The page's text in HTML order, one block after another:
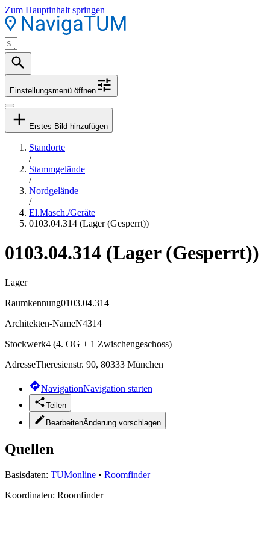
Zum Hauptinhalt springen
Einstellungsmenü öffnen
Erstes Bild hinzufügen
Standorte
/
Stammgelände
/
Nordgelände
/
El.Masch./Geräte
0103.04.314 (Lager (Gesperrt))
0103.04.314 (Lager (Gesperrt))
Lager
Raumkennung0103.04.314
Architekten-NameN4314
Stockwerk4 (4. OG + 1 Zwischengeschoss)
AdresseTheresienstr. 90, 80333 München
NavigationNavigation starten
Teilen
BearbeitenÄnderung vorschlagen
Quellen
Basisdaten: TUMonline • Roomfinder
Koordinaten: Roomfinder